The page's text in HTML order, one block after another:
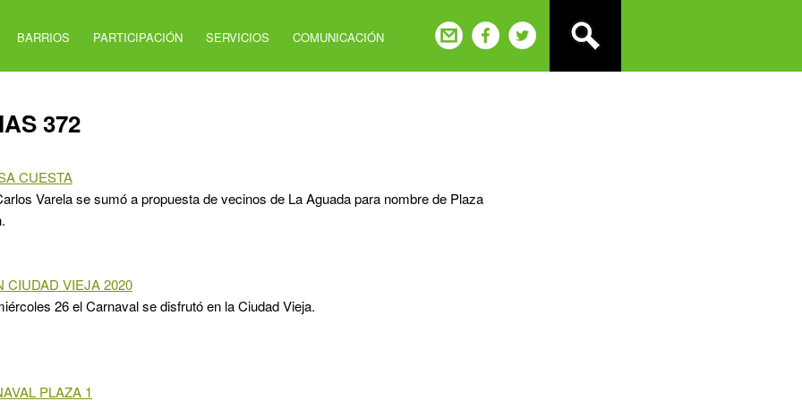
BARRIOS PARTICIPACIÓN SERVICIOS COMUNICACIÓN
372
CUESTA
Varela se sumó a propuesta de vecinos de La Aguada para nombre de Plaza
CIUDAD VIEJA 2020
26 el Carnaval se disfrutó en la Ciudad Vieja.
PLAZA 1